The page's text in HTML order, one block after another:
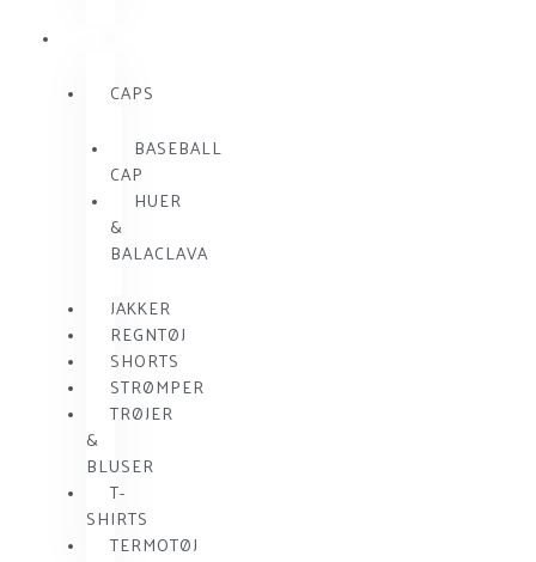
CAPS
BASEBALL
CAP
HUER
&
BALACLAVA
JAKKER
REGNTØJ
SHORTS
STRØMPER
TRØJER
&
BLUSER
T-
SHIRTS
TERMOTØJ